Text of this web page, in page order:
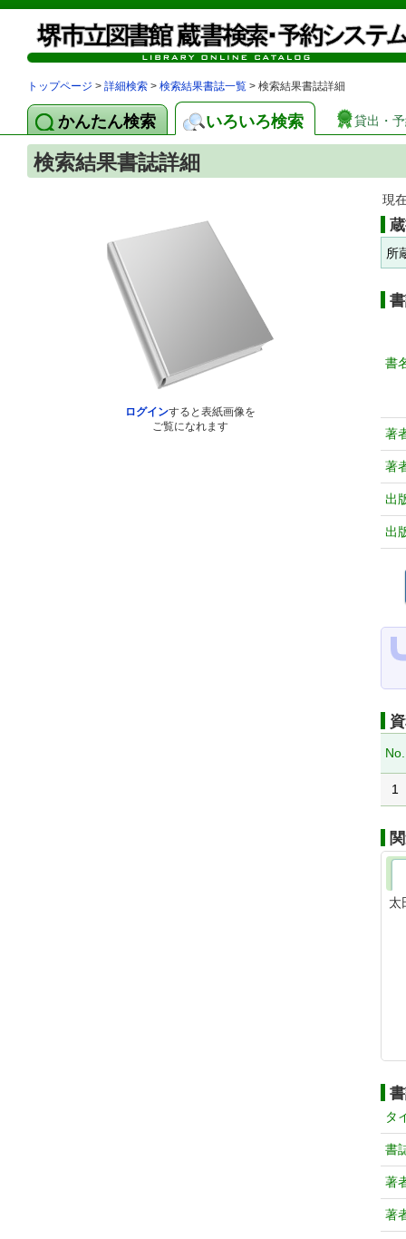
トップページ > 詳細検索 > 検索結果書誌一覧 > 検索結果書誌詳細
かんたん検索 いろいろ検索 貸出・
検索結果書誌詳細
ログインすると表紙画像を
ご覧になれます
現
所
書
著
著
出
出
No.
1
太
タ
書
著
著